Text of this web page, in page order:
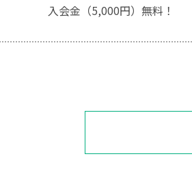
入会金（5,000円）無料！